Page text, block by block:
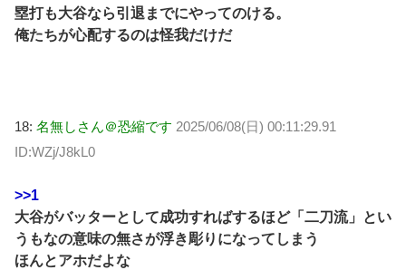
塁打も大谷なら引退までにやってのける。
俺たちが心配するのは怪我だけだ
18: 名無しさん＠恐縮です 2025/06/08(日) 00:11:29.91
ID:WZj/J8kL0
>>1
大谷がバッターとして成功すればするほど「二刀流」とい
うもなの意味の無さが浮き彫りになってしまう
ほんとアホだよな